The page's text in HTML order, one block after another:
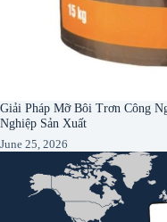
Giải Pháp Mỡ Bôi Trơn Công
Nghiệp Sản Xuất
June 25, 2026